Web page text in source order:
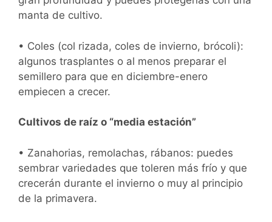
manta de cultivo.
• Coles (col rizada, coles de invierno, brócoli):
algunos trasplantes o al menos preparar el
semillero para que en diciembre-enero
empiecen a crecer.
Cultivos de raíz o “media estación”
• Zanahorias, remolachas, rábanos: puedes
sembrar variedades que toleren más frío y que
crecerán durante el invierno o muy al principio
de la primavera.